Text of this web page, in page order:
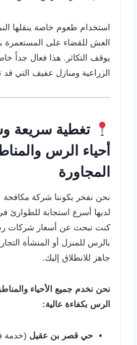
استخدام طعوم خاصة ينقلها
العش للقضاء على المستعمرة
يوقف التكاثر. هذا فعال جداً
الزراعية ومنازل عفيف التي
تغطية سريعة
أحياء الرس
المجاورة
نحن نفخر بكوننا شركة
لديها أسرع استجابة للطوارئ
كنت تبحث عن أسعار شركات
بالرس للمنزل أو المنشأة
جاهز للانطلاق إليك.
نحن نخدم جميع الأحياء
الرس بكفاءة عالية:
حي قصر بن عقيل (خدمة